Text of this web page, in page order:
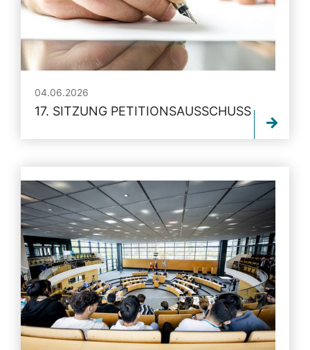
04.06.2026
17. SITZUNG PETITIONSAUSSCHUSS